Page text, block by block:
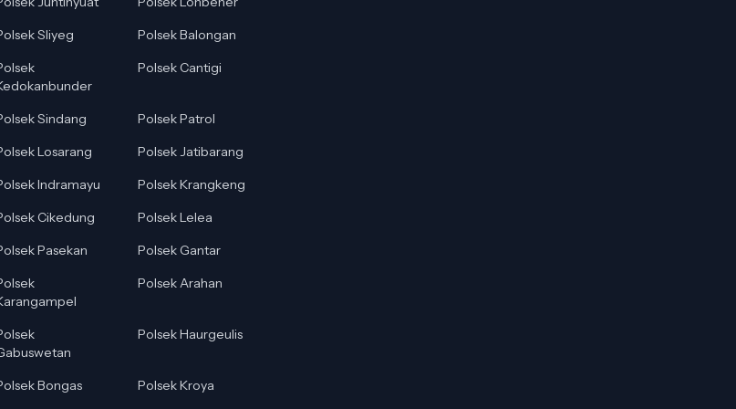
Sliyeg
Polsek Balongan
Polsek Cantigi
Sindang
Polsek Patrol
Losarang
Polsek Jatibarang
Indramayu
Polsek Krangkeng
Cikedung
Polsek Lelea
Pasekan
Polsek Gantar
Polsek Arahan
Polsek Haurgeulis
Bongas Polsek Kroya